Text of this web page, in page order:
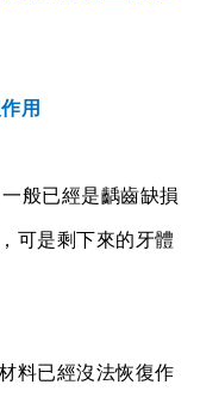
用
般已經是齲齒缺損
可是剩下來的牙體
料已經沒法恢復作